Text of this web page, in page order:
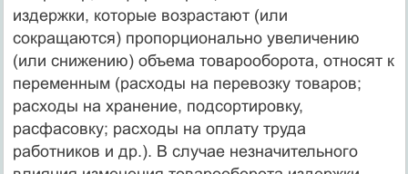
издержки, которые возрастают (или
сокращаются) пропорционально увеличению
(или снижению) объема товарооборота, относят к
переменным (расходы на перевозку товаров;
расходы на хранение, подсортировку,
расфасовку; расходы на оплату труда
работников и др.). В случае незначительного